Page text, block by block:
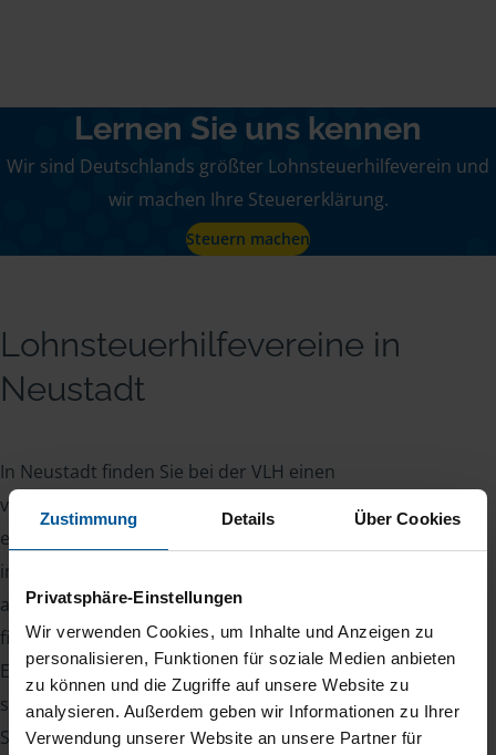
Zustimmung Details Über Cookies
Privatsphäre-Einstellungen
Wir verwenden Cookies, um Inhalte und Anzeigen zu
personalisieren, Funktionen für soziale Medien anbieten
zu können und die Zugriffe auf unsere Website zu
analysieren. Außerdem geben wir Informationen zu Ihrer
Verwendung unserer Website an unsere Partner für
Lernen Sie uns kennen
Wir sind Deutschlands größter Lohnsteuerhilfeverein und
wir machen Ihre Steuererklärung.
Steuern machen
Lohnsteuerhilfevereine in
Neustadt
In Neustadt finden Sie bei der VLH einen
verlässlichen Partner für Ihre Steuerfragen. Unsere
erfahrenen Berater nehmen sich die Zeit, um Ihre
individuelle steuerliche Situation genau zu
analysieren und die besten Lösungen für Sie zu
finden. Wir unterstützen Sie nicht nur bei der
Erstellung Ihrer Einkommensteuererklärung,
sondern prüfen auch alle möglichen
Steuervergünstigungen, die Ihnen zustehen